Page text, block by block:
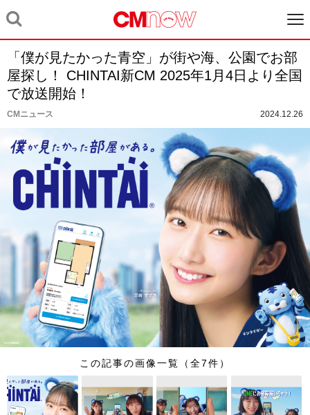
「僕が見たかった青空」が街や海、公園でお部
屋探し！ CHINTAI新CM 2025年1月4日より全国
で放送開始！
CMニュース 2024.12.26
この記事の画像一覧（全7件）